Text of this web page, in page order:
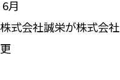
―― 6月
株式会社誠栄が株式会
更